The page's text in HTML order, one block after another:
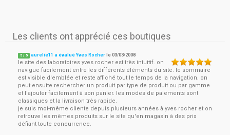
Les clients ont apprécié ces boutiques
5 / 5 aurelie11 a évalué Yves Rocher le03/03/2008
le site des laboratoires yves rocher est très intuitif. on
navigue facilement entre les différents éléments du site. le sommaire
est visible d'emblée et reste affiché tout le temps de la navigation. on
peut ensuite rechercher un produit par type de produit ou par gamme
et l'ajouter facilement à son panier. les modes de paiements sont
classiques et la livraison très rapide.
je suis moi-même cliente depuis plusieurs années à yves rocher et on
retrouve les mêmes produits sur le site qu'en magasin à des prix
défiant toute concurrence.